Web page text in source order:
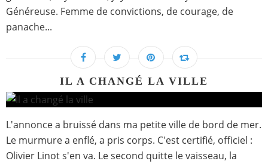
Généreuse. Femme de convictions, de courage, de
panache...
IL A CHANGÉ LA VILLE
L'annonce a bruissé dans ma petite ville de bord de mer.
Le murmure a enflé, a pris corps. C'est certifié, officiel :
Olivier Linot s'en va. Le second quitte le vaisseau, la